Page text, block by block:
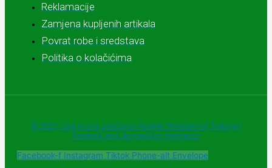
Reklamacije
Zamjena kupljenih artikala
Povrat robe i sredstava
Politika o kolačićima
© 2025 - Sva prava zadržava Apoteke "Belladonna" Trebinje |
Powered and designed by Webherzz
Facebook-f Instagram Tiktok Phone-alt Envelope